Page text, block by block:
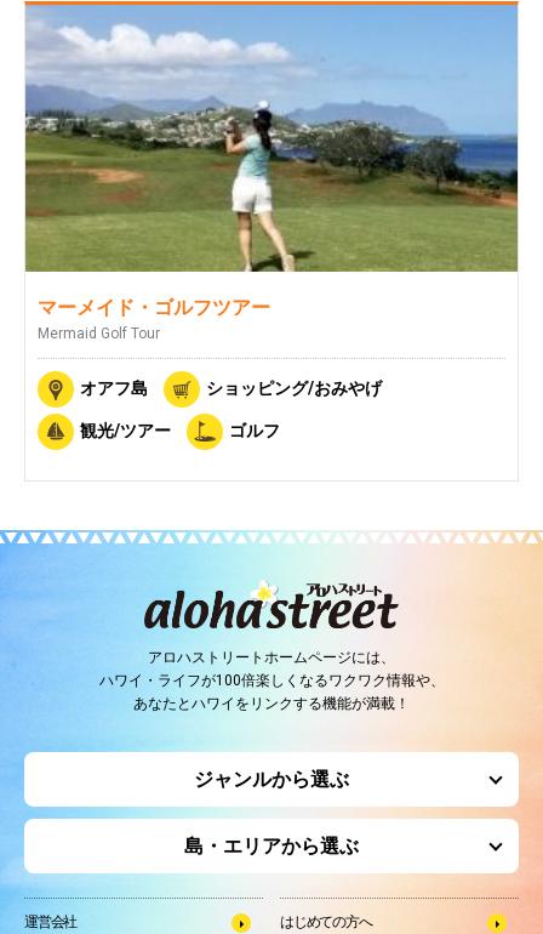
マーメイド・ゴルフツアー
Mermaid Golf Tour
オアフ島 ショッピング/おみやげ
観光/ツアー ゴルフ
アロハストリートホームページには、
ハワイ・ライフが100倍楽しくなるワクワク情報や、
あなたとハワイをリンクする機能が満載！
ジャンルから選ぶ
島・エリアから選ぶ
運営会社 はじめての方へ